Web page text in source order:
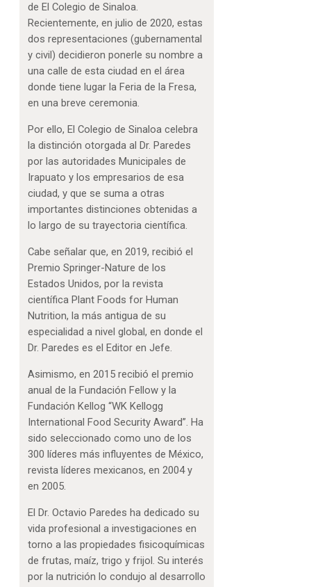
de El Colegio de Sinaloa.
Recientemente, en julio de 2020, estas
dos representaciones (gubernamental
y civil) decidieron ponerle su nombre a
una calle de esta ciudad en el área
donde tiene lugar la Feria de la Fresa,
en una breve ceremonia.
Por ello, El Colegio de Sinaloa celebra
la distinción otorgada al Dr. Paredes
por las autoridades Municipales de
Irapuato y los empresarios de esa
ciudad, y que se suma a otras
importantes distinciones obtenidas a
lo largo de su trayectoria científica.
Cabe señalar que, en 2019, recibió el
Premio Springer-Nature de los
Estados Unidos, por la revista
científica Plant Foods for Human
Nutrition, la más antigua de su
especialidad a nivel global, en donde el
Dr. Paredes es el Editor en Jefe.
Asimismo, en 2015 recibió el premio
anual de la Fundación Fellow y la
Fundación Kellog “WK Kellogg
International Food Security Award”. Ha
sido seleccionado como uno de los
300 líderes más influyentes de México,
revista líderes mexicanos, en 2004 y
en 2005.
El Dr. Octavio Paredes ha dedicado su
vida profesional a investigaciones en
torno a las propiedades fisicoquímicas
de frutas, maíz, trigo y frijol. Su interés
por la nutrición lo condujo al desarrollo